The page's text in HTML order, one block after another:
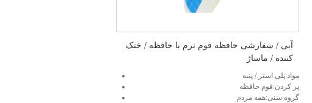
آبی / سفارشی حافظه فوم نرم با حافظه / خنک
کننده / ماساژ
مواد:پلی استر / پنبه
پر كردن:فوم حافظه
گروه سنی:همه مردم